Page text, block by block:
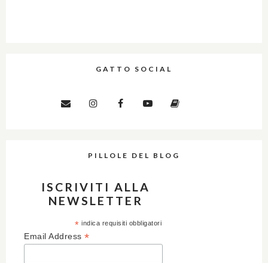
GATTO SOCIAL
PILLOLE DEL BLOG
ISCRIVITI ALLA
NEWSLETTER
* indica requisiti obbligatori
Email Address *